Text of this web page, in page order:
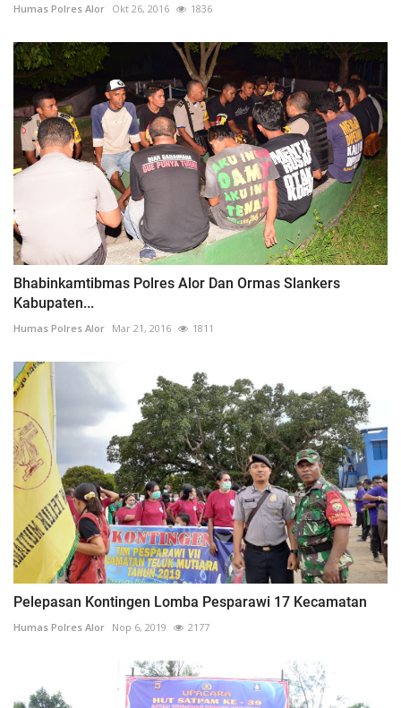
Humas Polres Alor Okt 26, 2016 1836
Bhabinkamtibmas Polres Alor Dan Ormas Slankers
Kabupaten...
Humas Polres Alor Mar 21, 2016 1811
Pelepasan Kontingen Lomba Pesparawi 17 Kecamatan
Humas Polres Alor Nop 6, 2019 2177